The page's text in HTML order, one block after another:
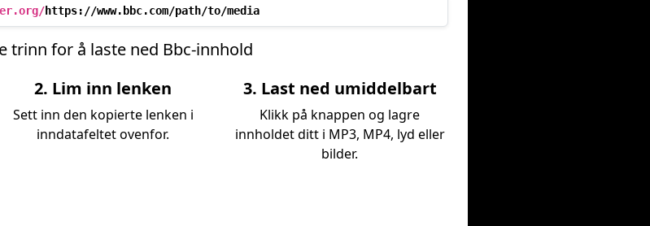
https://www.bbc.com/path/to/media
trinn for å laste ned Bbc-innhold
2. Lim inn lenken
Sett inn den kopierte lenken i
inndatafeltet ovenfor.
3. Last ned umiddelbart
Klikk på knappen og lagre
innholdet ditt i MP3, MP4, lyd eller
bilder.